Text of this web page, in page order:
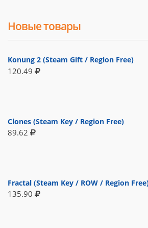
Новые товары
Konung 2 (Steam Gift / Region Free)
120.49
Clones (Steam Key / Region Free)
89.62
Fractal (Steam Key / ROW / Region
135.90